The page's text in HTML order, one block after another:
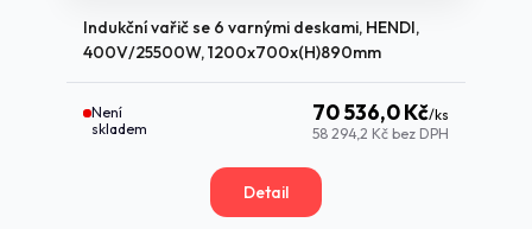
Indukční vařič se 6 varnými deskami, HENDI,
400V/25500W, 1200x700x(H)890mm
70 536,0 Kč/ks
58 294,2 Kč bez DPH
Není
skladem
Detail